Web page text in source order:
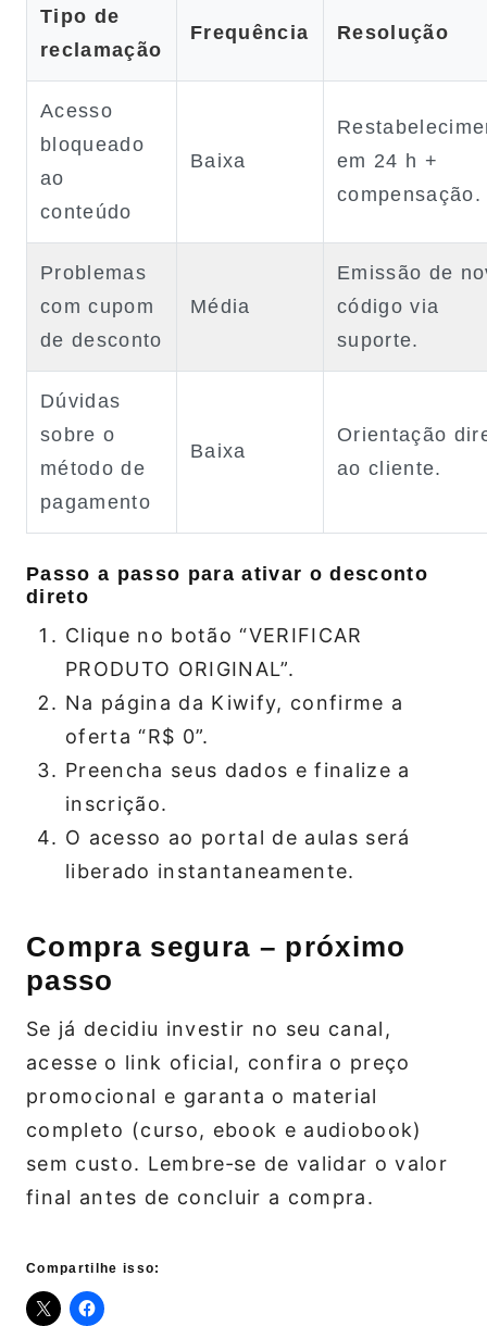
Tipo de
reclamação
Frequência Resolução
Acesso
bloqueado
ao
conteúdo
Baixa
em 24 h +
compensação.
Problemas
com cupom
de desconto
Média
Emissão de
código via
suporte.
Dúvidas
sobre o
método de
pagamento
Baixa
Orientação
ao cliente.
Passo a passo para ativar o desconto
direto
Clique no botão “VERIFICAR
PRODUTO ORIGINAL”.
Na página da Kiwify, confirme a
oferta “R$ 0”.
Preencha seus dados e finalize a
inscrição.
O acesso ao portal de aulas será
liberado instantaneamente.
Compra segura – próximo
passo
Se já decidiu investir no seu canal,
acesse o link oficial, confira o preço
promocional e garanta o material
completo (curso, ebook e audiobook)
sem custo. Lembre‑se de validar o valor
final antes de concluir a compra.
Compartilhe isso: